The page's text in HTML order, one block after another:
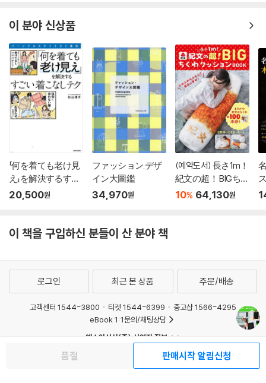
이 분야 신상품
「何を着ても老け見
え」を解決するすご
い着
20,500원
ファッション.デザ
イン大圖鑑
34,970원
(예약도서) 長さ1m！
紀文の超！ BIGちく
わクッションBOOK
10% 64,130원
이 책을 구입하신 분들이 산 분야 책
품절 판매시작 알림신청
로그인 최근 본 상품 주문/배송
고객센터 1544-3800 티켓 1544-6399
중고샵 1566-4295
eBook 1:1문의/채팅상담
예스이십사(주) 사업자 정보
이용약관
청소년보호정책
회사소개
거래처관계자께